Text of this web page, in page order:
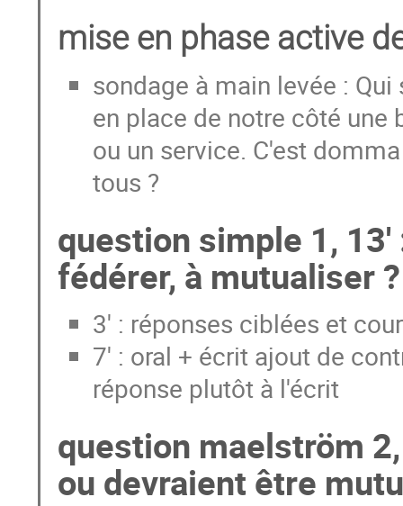
mise en phase active
sondage à main levée :
en place de notre côté
ou un service. C'est
tous ?
question simple 1,
fédérer, à mutualiser ?
3' : réponses ciblées et
7' : oral + écrit ajout de
réponse plutôt à l'écrit
question maelström
ou devraient être